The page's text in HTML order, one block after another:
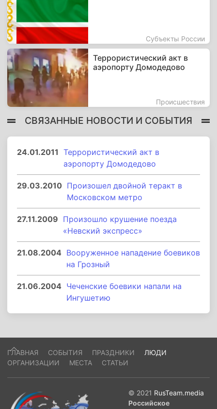
Субъекты России
Террористический акт в
аэропорту Домодедово
Происшествия
СВЯЗАННЫЕ НОВОСТИ И СОБЫТИЯ
24.01.2011 Террористический акт в
аэропорту Домодедово
29.03.2010 Произошел двойной теракт в
Московском метро
27.11.2009 Произошло крушение поезда
«Невский экспресс»
21.08.2004 Вооруженное нападение боевиков
на Грозный
21.06.2004 Чеченские боевики напали на
Ингушетию
ГЛАВНАЯ СОБЫТИЯ ПРАЗДНИКИ
ЛЮДИ
ОРГАНИЗАЦИИ
МЕСТА СТАТЬИ
© 2021 RusTeam.media
Российское